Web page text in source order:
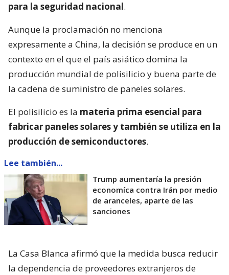
para la seguridad nacional.
Aunque la proclamación no menciona
expresamente a China, la decisión se produce en un
contexto en el que el país asiático domina la
producción mundial de polisilicio y buena parte de
la cadena de suministro de paneles solares.
El polisilicio es la materia prima esencial para
fabricar paneles solares y también se utiliza en la
producción de semiconductores.
Lee también...
Trump aumentaría la presión
economíca contra Irán por medio
de aranceles, aparte de las
sanciones
La Casa Blanca afirmó que la medida busca reducir
la dependencia de proveedores extranjeros de